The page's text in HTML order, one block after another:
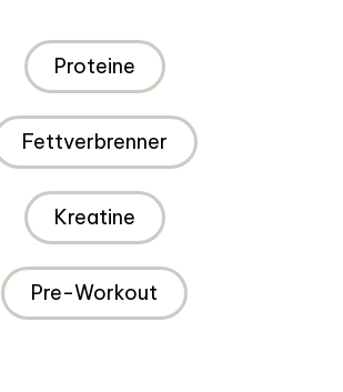
Proteine
Fettverbrenner
Kreatine
Pre-Workout